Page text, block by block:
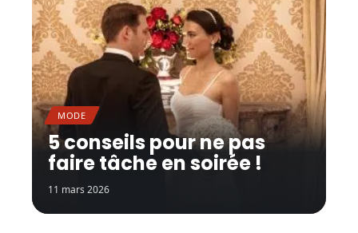
MODE
5 conseils pour ne pas
faire tâche en soirée !
11 mars 2026